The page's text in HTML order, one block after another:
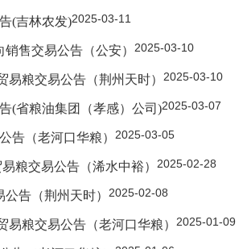
(吉林农发)2025-03-11
售交易公告（公安） 2025-03-10
易粮交易公告（荆州天时） 2025-03-10
(省粮油集团（孝感）公司)2025-03-07
告（老河口华粮） 2025-03-05
粮交易公告（浠水中裕） 2025-02-28
告（荆州天时） 2025-02-08
易粮交易公告（老河口华粮） 2025-01-09